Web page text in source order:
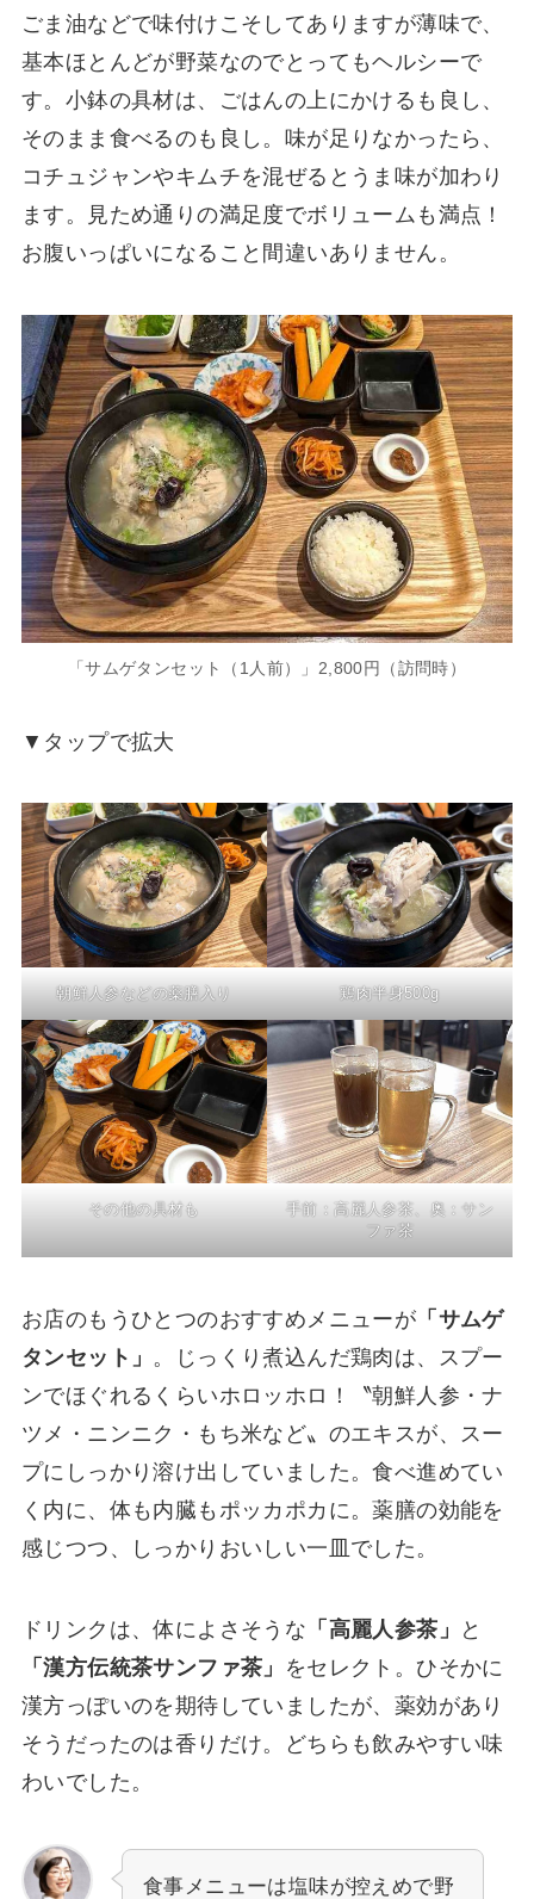
ごま油などで味付けこそしてありますが薄味で、
基本ほとんどが野菜なのでとってもヘルシーで
す。小鉢の具材は、ごはんの上にかけるも良し、
そのまま食べるのも良し。味が足りなかったら、
コチュジャンやキムチを混ぜるとうま味が加わり
ます。見ため通りの満足度でボリュームも満点！
お腹いっぱいになること間違いありません。
「サムゲタンセット（1人前）」2,800円（訪問時）
▼タップで拡大
朝鮮人参などの薬膳入り 鶏肉半身500g
その他の具材も
手前：高麗人参茶、奥：サン
ファ茶
お店のもうひとつのおすすめメニューが 「サムゲ
タンセット」 。じっくり煮込んだ鶏肉は、スプー
ンでほぐれるくらいホロッホロ！〝朝鮮人参・ナ
ツメ・ニンニク・もち米など〟のエキスが、スー
プにしっかり溶け出していました。食べ進めてい
く内に、体も内臓もポッカポカに。薬膳の効能を
感じつつ、しっかりおいしい一皿でした。
ドリンクは、体によさそうな 「高麗人参茶」
と
「漢方伝統茶サンファ茶」
をセレクト。ひそかに
漢方っぽいのを期待していましたが、薬効があり
そうだったのは香りだけ。どちらも飲みやすい味
わいでした。
食事メニューは塩味が控えめで野